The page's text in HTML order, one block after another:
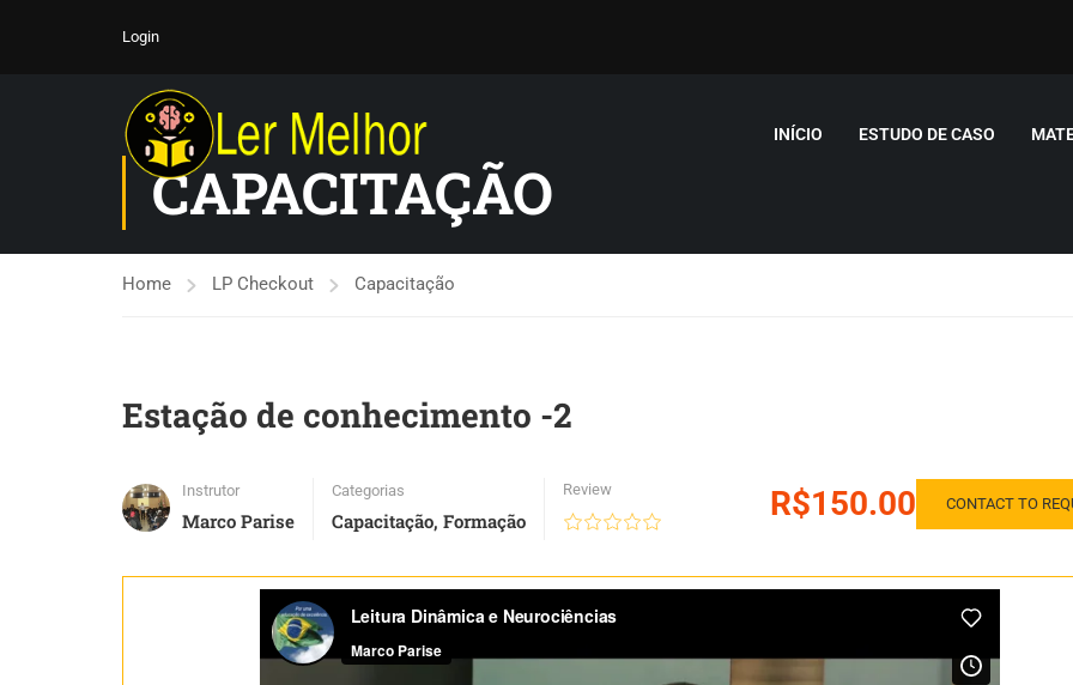
Login
INÍCIO ESTUDO DE CASO
CAPACITAÇÃO
Home LP Checkout Capacitação
Estação de conhecimento -2
Instrutor
Marco Parise
Categorias
Capacitação, Formação
Review R$150.00 CONTACT TO